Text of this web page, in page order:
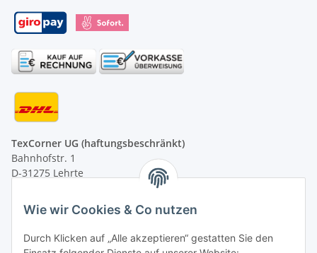
TexCorner UG (haftungsbeschränkt)
Bahnhofstr. 1
D-31275 Lehrte
von 09:00 - 13:00 Uhr
Wie wir Cookies & Co nutzen
Durch Klicken auf „Alle akzeptieren“ gestatten Sie den